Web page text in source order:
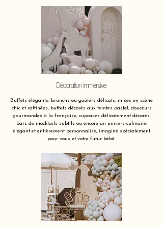
Décoration immersive
Buffets élégants, brunchs ou goûters délicats, mises en scène
chic et raffinées, buffets décorés aux teintes pastel, douceurs
gourmandes à la française, cupcakes délicatement décorés,
bars de mocktails subtils ou encore un univers culinaire
élégant et entièrement personnalisé, imaginé spécialement
pour vous et votre futur bébé.